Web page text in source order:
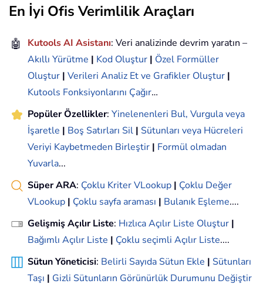
En İyi Ofis Verimlilik Araçları
🤖 Kutools AI Asistanı: Veri analizinde devrim yaratın –
Akıllı Yürütme | Kod Oluştur | Özel Formüller
Oluştur | Verileri Analiz Et ve Grafikler Oluştur |
Kutools Fonksiyonlarını Çağır…
Popüler Özellikler: Yinelenenleri Bul, Vurgula veya
İşaretle | Boş Satırları Sil | Sütunları veya Hücreleri
Veriyi Kaybetmeden Birleştir | Formül olmadan
Yuvarla...
Süper ARA: Çoklu Kriter VLookup | Çoklu Değer
VLookup | Çoklu sayfa araması | Bulanık Eşleme....
Gelişmiş Açılır Liste: Hızlıca Açılır Liste Oluştur |
Bağımlı Açılır Liste | Çoklu seçimli Açılır Liste....
Sütun Yöneticisi: Belirli Sayıda Sütun Ekle | Sütunları
Taşı | Gizli Sütunların Görünürlük Durumunu Değiştir